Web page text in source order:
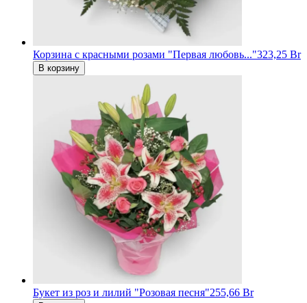
Корзина с красными розами "Первая любовь..."323,25 Br
В корзину
Букет из роз и лилий "Розовая песня"255,66 Br